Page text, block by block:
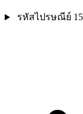
รหัสไปรษณีย์